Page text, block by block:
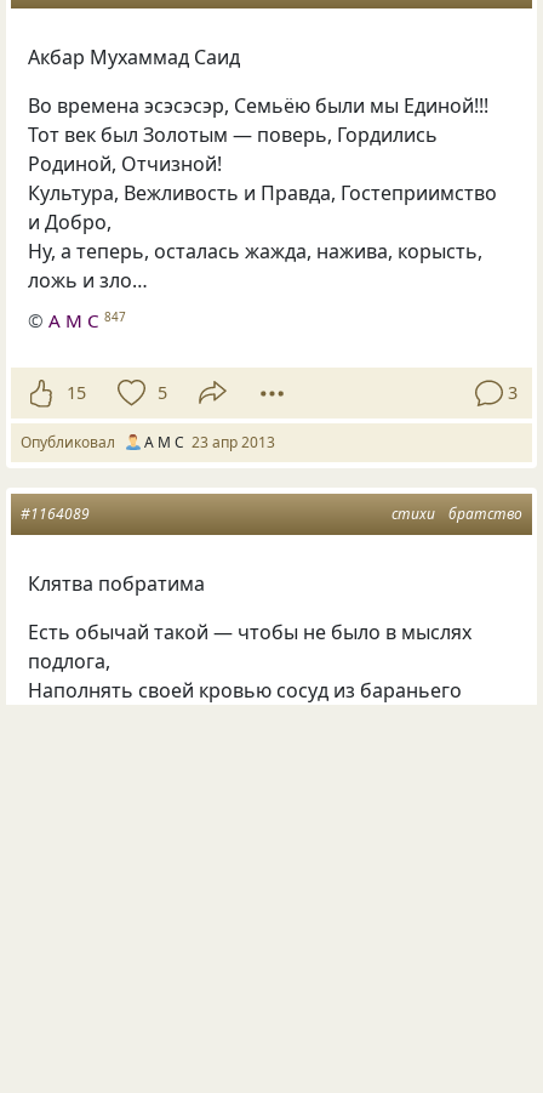
Акбар Мухаммад Саид
Во времена эсэсэсэр, Семьёю были мы Единой!!!
Тот век был Золотым — поверь, Гордились
Родиной, Отчизной!
Культура, Вежливость и Правда, Гостеприимство
и Добро,
Ну, а теперь, осталась жажда, нажива, корысть,
ложь и зло…
©А М С 847
15 5 3
Опубликовал А М С 23 апр 2013
стихи братство
#1164089
Клятва побратима
Есть обычай такой — чтобы не было в мыслях
подлога,
Наполнять своей кровью сосуд из бараньего